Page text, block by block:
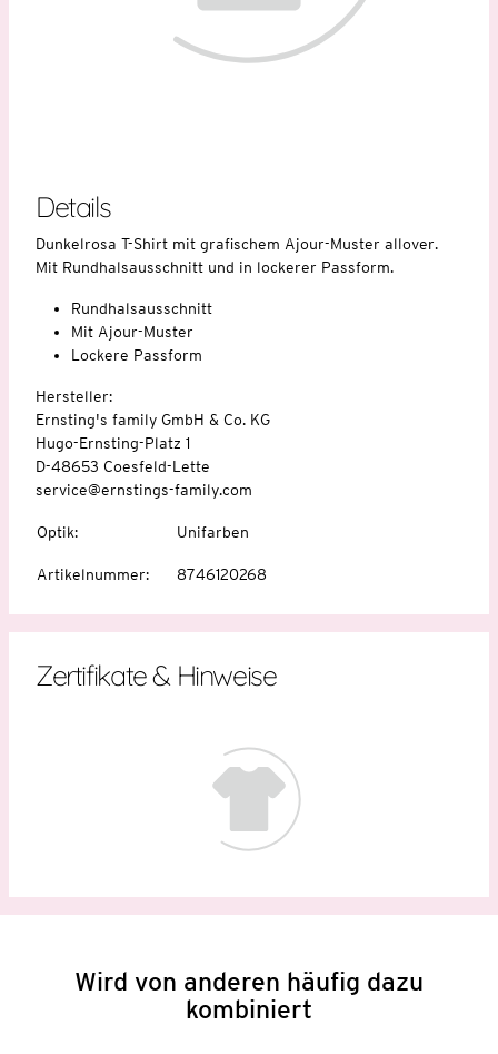
Details
Dunkelrosa T-Shirt mit grafischem Ajour-Muster allover.
Mit Rundhalsausschnitt und in lockerer Passform.
Rundhalsausschnitt
Mit Ajour-Muster
Lockere Passform
Hersteller:
Ernsting's family GmbH & Co. KG
Hugo-Ernsting-Platz 1
D-48653 Coesfeld-Lette
service@ernstings-family.com
Optik: Unifarben
Artikelnummer: 8746120268
Zertifikate & Hinweise
Wird von anderen häufig dazu
kombiniert